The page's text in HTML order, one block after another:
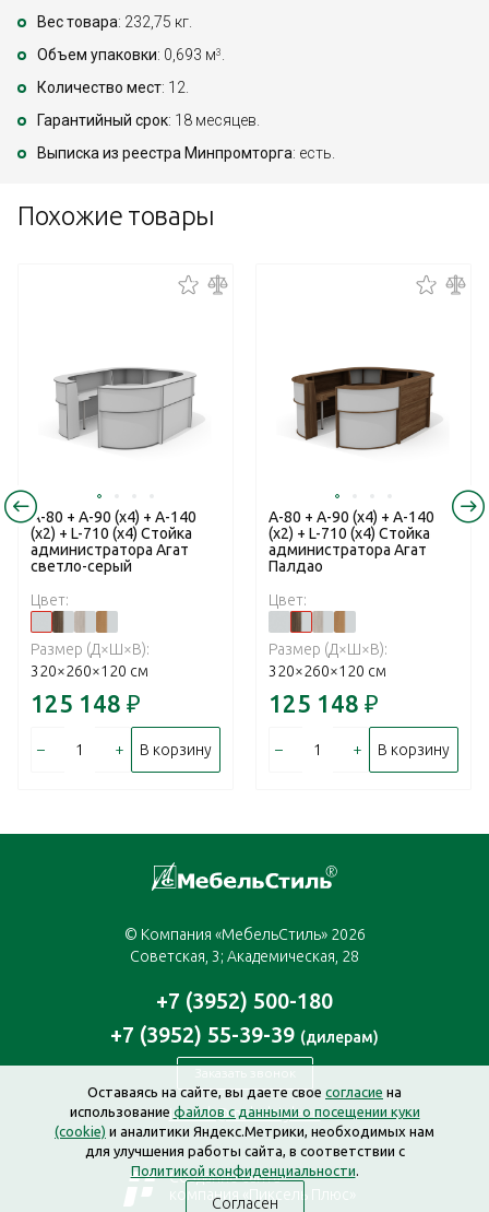
Вес товара: 232,75 кг.
Объем упаковки: 0,693 м3 .
Количество мест: 12.
Гарантийный срок: 18 месяцев.
Выписка из реестра Минпромторга: есть.
Похожие товары
A-80 + A-90 (x4) + A-140
(x2) + L-710 (x4) Стойка
администратора Агат
светло-серый
Цвет:
Размер (Д×Ш×В):
320×260×120 см
125 148 ₽
– + В корзину
A-80 + A-90 (x4) + A-140
(x2) + L-710 (x4) Стойка
администратора Агат
Палдао
Цвет:
Размер (Д×Ш×В):
320×260×120 см
125 148 ₽
– + В корзину
© Компания «МебельСтиль» 2026
Советская, 3; Академическая, 28
+7 (3952) 500-180
+7 (3952) 55-39-39 (дилерам)
Заказать звонок
irkutsk@mebelstyle.ru
Создание сайта —
компания «Пиксель Плюс»
Оставаясь на сайте, вы даете свое согласие на
использованиефайлов с данными о посещении куки
(cookie) и аналитики Яндекс.Метрики, необходимых нам
для улучшения работы сайта, в соответствии с
Политикой конфиденциальности.
Согласен